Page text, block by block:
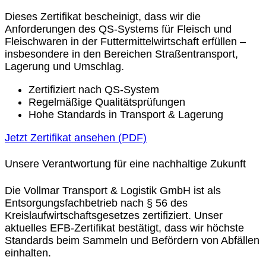
Dieses Zertifikat bescheinigt, dass wir die
Anforderungen des QS-Systems für Fleisch und
Fleischwaren in der Futtermittelwirtschaft erfüllen –
insbesondere in den Bereichen Straßentransport,
Lagerung und Umschlag.
Zertifiziert nach QS-System
Regelmäßige Qualitätsprüfungen
Hohe Standards in Transport & Lagerung
Jetzt Zertifikat ansehen (PDF)
Unsere Verantwortung für eine nachhaltige Zukunft
Die Vollmar Transport & Logistik GmbH ist als
Entsorgungsfachbetrieb nach § 56 des
Kreislaufwirtschaftsgesetzes zertifiziert. Unser
aktuelles EFB-Zertifikat bestätigt, dass wir höchste
Standards beim Sammeln und Befördern von Abfällen
einhalten.